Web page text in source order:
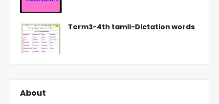
Term3-4th tamil-Dictation words
About